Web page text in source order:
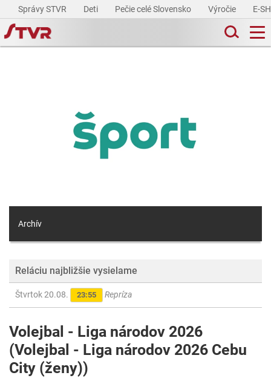
Správy STVR Deti Pečie celé Slovensko Výročie E-
Archív
Reláciu najbližšie vysielame
Štvrtok 20.08. 23:55 Repríza
Volejbal - Liga národov 2026
(Volejbal - Liga národov 2026 Cebu
City (ženy))